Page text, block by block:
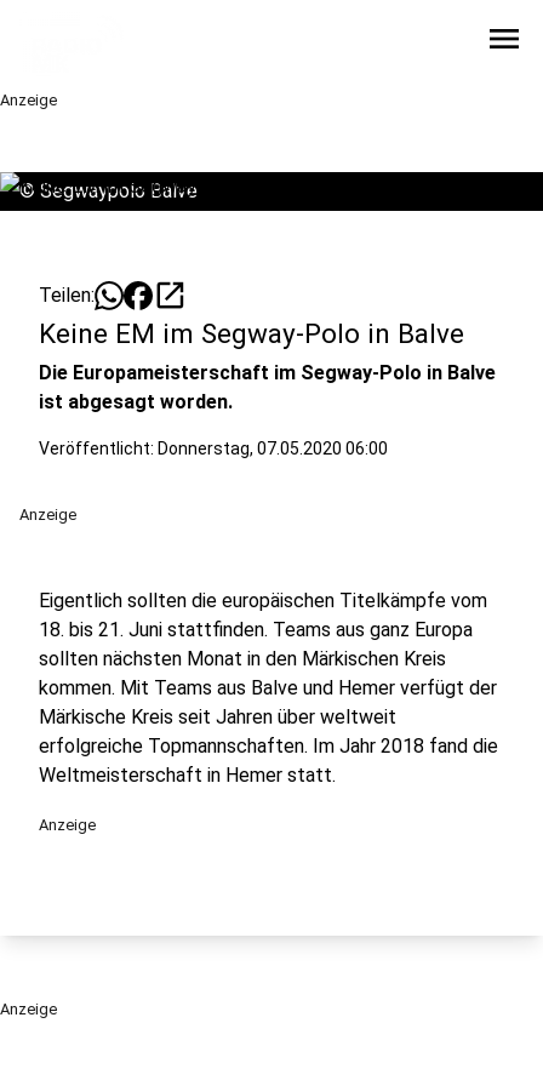
menu
Anzeige
© Segwaypolo Balve
Teilen: open_in_new
Keine EM im Segway-Polo in Balve
Die Europameisterschaft im Segway-Polo in Balve
ist abgesagt worden.
Veröffentlicht: Donnerstag, 07.05.2020 06:00
Anzeige
Eigentlich sollten die europäischen Titelkämpfe vom
18. bis 21. Juni stattfinden. Teams aus ganz Europa
sollten nächsten Monat in den Märkischen Kreis
kommen. Mit Teams aus Balve und Hemer verfügt der
Märkische Kreis seit Jahren über weltweit
erfolgreiche Topmannschaften. Im Jahr 2018 fand die
Weltmeisterschaft in Hemer statt.
Anzeige
Anzeige